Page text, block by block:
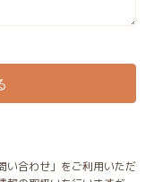
い合わせ」をご利用いただ